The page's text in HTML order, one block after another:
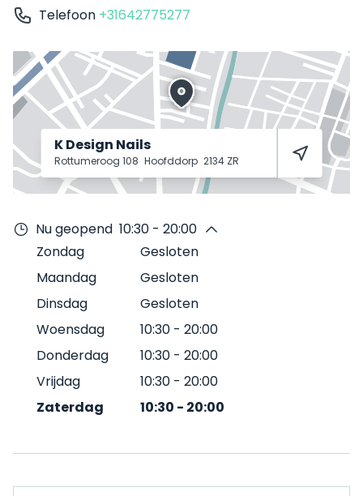
Telefoon +31642775277
K Design Nails
Rottumeroog 108 Hoofddorp 2134 ZR
Nu geopend 10:30 - 20:00
Zondag
Gesloten
Maandag
Gesloten
Dinsdag
Gesloten
Woensdag
10:30 - 20:00
Donderdag
10:30 - 20:00
Vrijdag
10:30 - 20:00
Zaterdag
10:30 - 20:00